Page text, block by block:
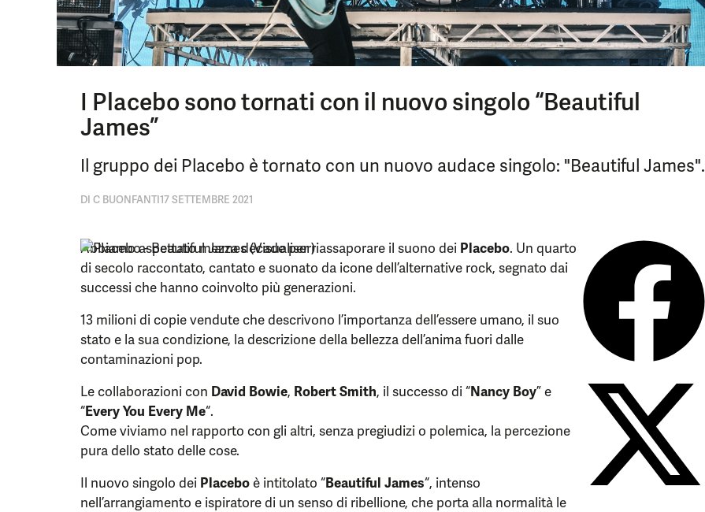
I Placebo sono tornati con il nuovo singolo “Beautiful
James”
Il gruppo dei Placebo è tornato con un nuovo audace singolo: "Beautiful James".
DI C BUONFANTI17 SETTEMBRE 2021
Abbiamo aspettato mezza decade per riassaporare il suono dei Placebo. Un quarto
di secolo raccontato, cantato e suonato da icone dell’alternative rock, segnato dai
successi che hanno coinvolto più generazioni.
13 milioni di copie vendute che descrivono l’importanza dell’essere umano, il suo
stato e la sua condizione, la descrizione della bellezza dell’anima fuori dalle
contaminazioni pop.
Le collaborazioni con David Bowie, Robert Smith, il successo di “Nancy Boy” e
“Every You Every Me“.
Come viviamo nel rapporto con gli altri, senza pregiudizi o polemica, la percezione
pura dello stato delle cose.
Il nuovo singolo dei Placeboè intitolato “Beautiful James“, intenso
nell’arrangiamento e ispiratore di un senso di ribellione, che porta alla normalità le